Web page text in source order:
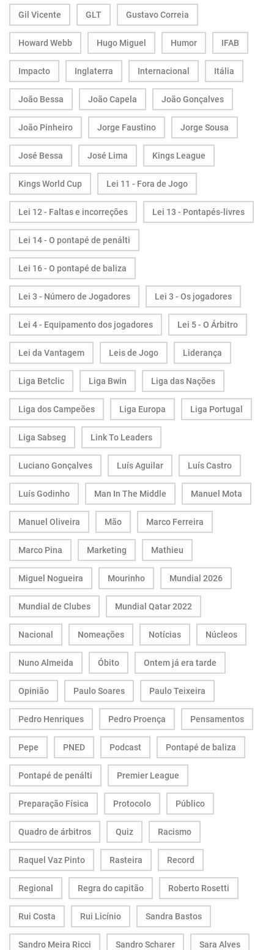
Gil Vicente GLT Gustavo Correia
Howard Webb Hugo Miguel Humor IFAB
Impacto Inglaterra Internacional Itália
João Bessa João Capela João Gonçalves
João Pinheiro Jorge Faustino Jorge Sousa
José Bessa José Lima Kings League
Kings World Cup Lei 11 - Fora de Jogo
Lei 12 - Faltas e incorreções Lei 13 - Pontapés-livres
Lei 14 - O pontapé de penálti
Lei 16 - O pontapé de baliza
Lei 3 - Número de Jogadores Lei 3 - Os jogadores
Lei 4 - Equipamento dos jogadores Lei 5 - O Árbitro
Lei da Vantagem Leis de Jogo Liderança
Liga Betclic Liga Bwin Liga das Nações
Liga dos Campeões Liga Europa Liga Portugal
Liga Sabseg Link To Leaders
Luciano Gonçalves Luís Aguilar Luís Castro
Luís Godinho Man In The Middle Manuel Mota
Manuel Oliveira Mão Marco Ferreira
Marco Pina Marketing Mathieu
Miguel Nogueira Mourinho Mundial 2026
Mundial de Clubes Mundial Qatar 2022
Nacional Nomeações Notícias Núcleos
Nuno Almeida Óbito Ontem já era tarde
Opinião Paulo Soares Paulo Teixeira
Pedro Henriques Pedro Proença Pensamentos
Pepe PNED Podcast Pontapé de baliza
Pontapé de penálti Premier League
Preparação Física Protocolo Público
Quadro de árbitros Quiz Racismo
Raquel Vaz Pinto Rasteira Record
Regional Regra do capitão Roberto Rosetti
Rui Costa Rui Licínio Sandra Bastos
Sandro Meira Ricci Sandro Scharer Sara Alves